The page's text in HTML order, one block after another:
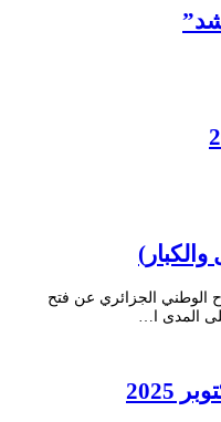
الوطني الجزائري عن فتح
المدى ا…